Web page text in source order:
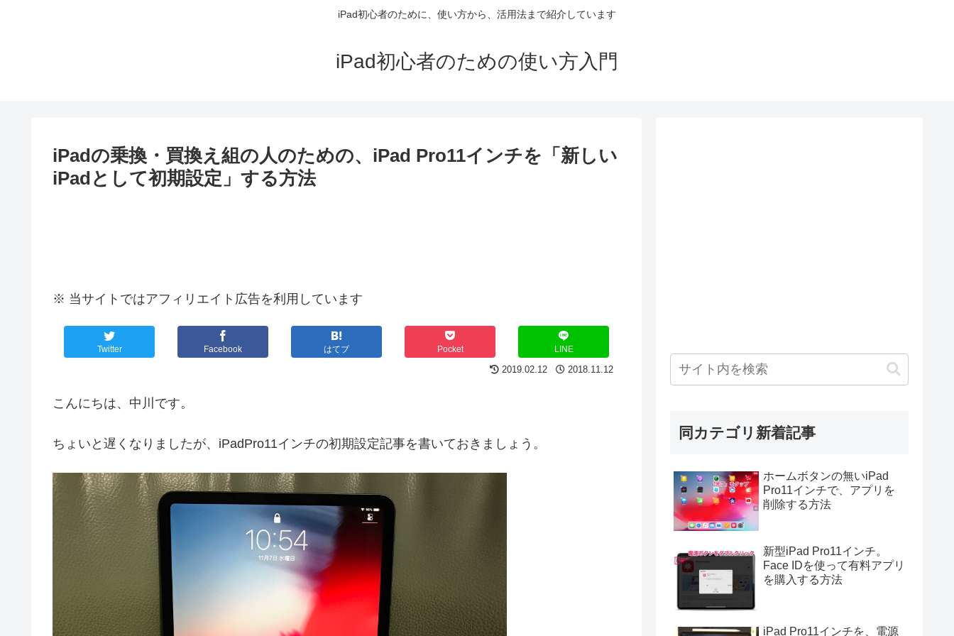
iPad初心者のために、使い方から、活用法まで紹介しています
iPad初心者のための使い方入門
iPadの乗換・買換え組の人のための、iPad Pro11インチを「新しい
iPadとして初期設定」する方法
※ 当サイトではアフィリエイト広告を利用しています
Twitter Facebook はてブ Pocket LINE
2019.02.12 2018.11.12
こんにちは、中川です。
ちょいと遅くなりましたが、iPadPro11インチの初期設定記事を書いておきましょう。
同カテゴリ新着記事
ホームボタンの無いiPad
Pro11インチで、アプリを
削除する方法
新型iPad Pro11インチ。
Face IDを使って有料アプリ
を購入する方法
iPad Pro11インチを、電源